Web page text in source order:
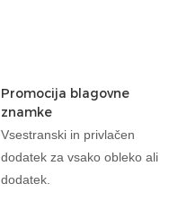
Promocija blagovne
znamke
Vsestranski in privlačen
dodatek za vsako obleko ali
dodatek.